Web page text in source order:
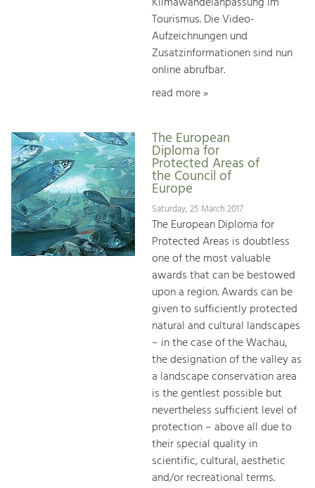
Tourismus. Die Video-
Aufzeichnungen und
Zusatzinformationen sind nun
online abrufbar.
read more »
The European
Diploma for
Protected Areas of
the Council of
Europe
Saturday, 25 March 2017
The European Diploma for
Protected Areas is doubtless
one of the most valuable
awards that can be bestowed
upon a region. Awards can be
given to sufficiently protected
natural and cultural landscapes
– in the case of the Wachau,
the designation of the valley as
a landscape conservation area
is the gentlest possible but
nevertheless sufficient level of
protection – above all due to
their special quality in
scientific, cultural, aesthetic
and/or recreational terms.